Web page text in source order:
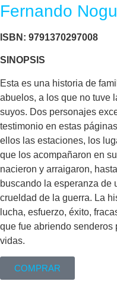
Fernando
ISBN: 9791370297008
SINOPSIS
Esta es una historia de
abuelos, a los que no tuve
suyos. Dos personajes
testimonio en estas
ellos las estaciones, los
que los acompañaron en
nacieron y arraigaron,
buscando la esperanza de
crueldad de la guerra. La
lucha, esfuerzo, éxito,
que fue abriendo senderos
vidas.
COMPRAR